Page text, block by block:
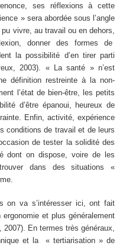
ses réflexions à cette
» sera abordée sous l’angle
pu vivre, au travail ou en dehors,
donner des formes de
la possibilité d’en tirer parti
2003). « La santé » n’est
définition restreinte à la non-
l’état de bien-être, les petits
d’être épanoui, heureux de
Enfin, activité, expérience
conditions de travail et de leurs
de tester la solidité des
dont on dispose, voire de les
dans des situations «
on va s’intéresser ici, ont fait
ergonomie et plus généralement
En termes très généraux,
et la « tertiarisation » de